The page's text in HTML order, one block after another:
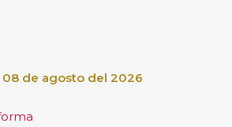
de agosto del 2026